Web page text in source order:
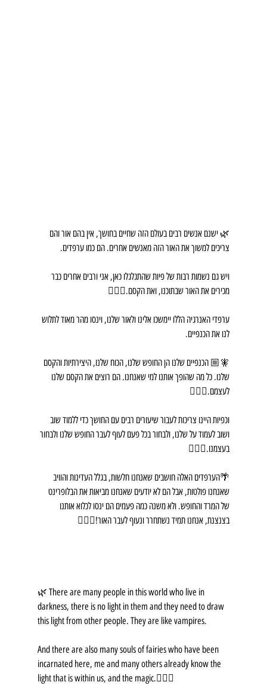
🌿 ישנם אנשים רבים בעולם הזה שחיים בחושך, אין בהם אור והם
צריכים למשוך את האור הזה מאנשים אחרים. הם כמו ערפדים.
ויש גם נשמות רבות של פיות שהתגלגלו כאן, אני ורבים אחרים כבר
מכירים את האור שבתוכנו, ואת הקסם.🧚🏼‍♀️
ערפדי האנרגיה הללו יימשכו אלינו ולאור שלנו, וינסו מהר מאוד לתלוש
לנו את הכנפיים.
🧚🏼 הכנפיים שלנו הן החופש שלנו, הכוח שלנו, היצירתיות והקסם
שלנו. כל מה שהופך אותנו למי שאנחנו. הם רוצים את הקסם שלנו
לעצמם.🧚🏼‍♂️
וכפיות היינו צריכות לעבור שיעורים רבים עם החושך כדי ללמוד שוב
ושוב לעמוד על שלנו, ולבחור בכל פעם לעוף לעבר החופש שלנו ולבחור
בעצמנו.🧚🏼‍♀️
🌴הערפדים האלה חושבים שאנחנו חלשות, בגלל העדינות והוויב
שאנחנו פולטות, אבל הם לא יודעים שאנחנו מביאות את הבלופרינט
של המרד והחופש. ולא משנה כמה פעמים הם ינסו לכלוא אותנו
בצנצנת, אנחנו תמיד נשתחרר ונעוף לעבר האור!🧚🏼‍♂️
🌿 There are many people in this world who live in
darkness, there is no light in them and they need to draw
this light from other people. They are like vampires.
And there are also many souls of fairies who have been
incarnated here, me and many others already know the
light that is within us, and the magic.🧚🏼‍♀️